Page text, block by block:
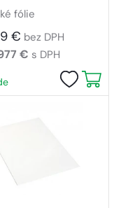
fólie
€ bez DPH
€ s DPH